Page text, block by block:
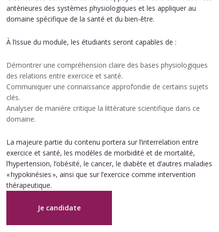
antérieures des systèmes physiologiques et les appliquer au
domaine spécifique de la santé et du bien-être.
À l’issue du module, les étudiants seront capables de :
Démontrer une compréhension claire des bases physiologiques
des relations entre exercice et santé.
Communiquer une connaissance approfondie de certains sujets
clés.
Analyser de manière critique la littérature scientifique dans ce
domaine.
La majeure partie du contenu portera sur l’interrelation entre
exercice et santé, les modèles de morbidité et de mortalité,
l’hypertension, l’obésité, le cancer, le diabète et d’autres maladies
« hypokinésies », ainsi que sur l’exercice comme intervention
thérapeutique.
Je candidate